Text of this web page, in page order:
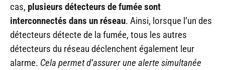
cas, plusieurs détecteurs de fumée sont
interconnectés dans un réseau. Ainsi, lorsque l’un des
détecteurs détecte de la fumée, tous les autres
détecteurs du réseau déclenchent également leur
alarme. Cela permet d’assurer une alerte simultanée